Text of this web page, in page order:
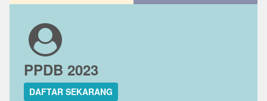
PPDB 2023
DAFTAR SEKARANG